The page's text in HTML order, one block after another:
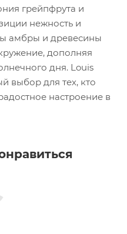
грейпфрута и
нежность и
амбры и древесины
дополняя
дня. Louis
выбор для тех, кто
настроение в